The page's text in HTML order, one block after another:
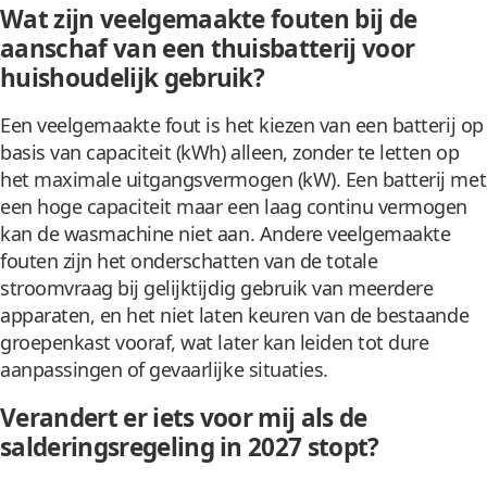
Wat zijn veelgemaakte fouten bij de
aanschaf van een thuisbatterij voor
huishoudelijk gebruik?
Een veelgemaakte fout is het kiezen van een batterij op
basis van capaciteit (kWh) alleen, zonder te letten op
het maximale uitgangsvermogen (kW). Een batterij met
een hoge capaciteit maar een laag continu vermogen
kan de wasmachine niet aan. Andere veelgemaakte
fouten zijn het onderschatten van de totale
stroomvraag bij gelijktijdig gebruik van meerdere
apparaten, en het niet laten keuren van de bestaande
groepenkast vooraf, wat later kan leiden tot dure
aanpassingen of gevaarlijke situaties.
Verandert er iets voor mij als de
salderingsregeling in 2027 stopt?